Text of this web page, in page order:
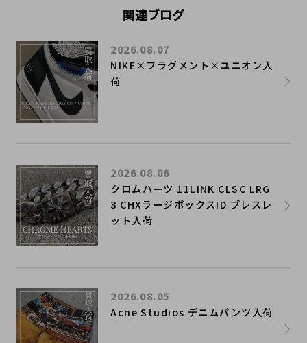
関連ブログ
NIKE×フラグメント×ユニオン入
荷
2026.08.07
クロムハーツ 11LINK CLSC LRG
3 CHXラージボックスID ブレスレ
ット入荷
2026.08.06
Acne Studios デニムパンツ入荷
2026.08.05